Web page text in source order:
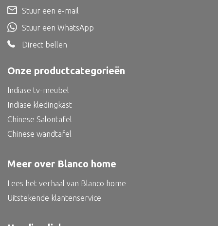
Bed
Alle oosterse meubels
Oosterse kast
Oosterse tafel
Oosterse tv meubel
Onze productcategorieën
Indiase tv-meubel
Indiase kledingkast
Chinese Salontafel
Chinese wandtafel
Meer over Blanco home
Lees het verhaal van Blanco home
Uitstekende klantenservice
Stuur een e-mail
Stuur een WhatsApp
Direct bellen